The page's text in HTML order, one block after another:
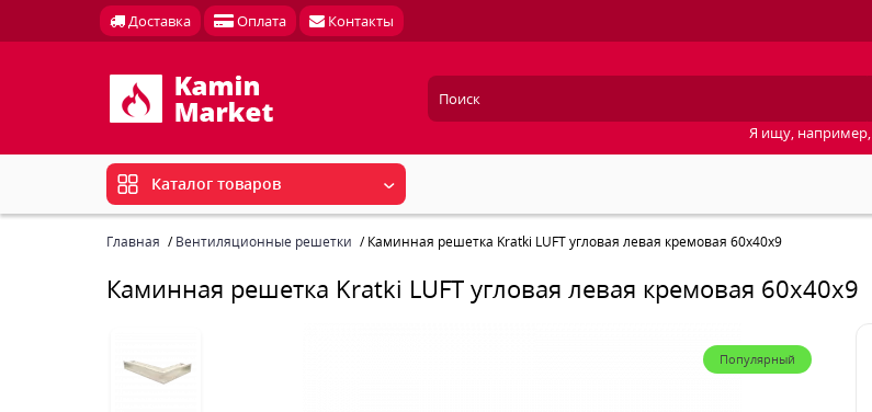
Доставка Оплата Контакты
Я ищу, например,
Каталог товаров
Главная Вентиляционные решетки Каминная решетка Kratki LUFT угловая левая кремовая 60x40x9
Каминная решетка Kratki LUFT угловая левая кремовая 60x40x9
Популярный